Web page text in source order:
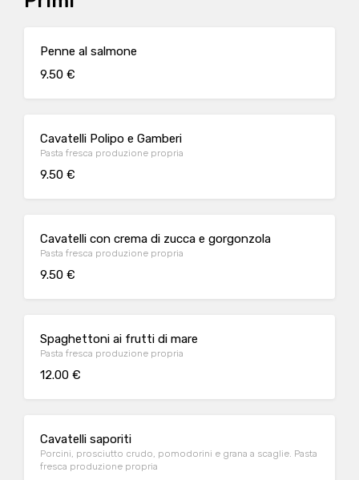
Penne al salmone
9.50 €
Cavatelli Polipo e Gamberi
Pasta fresca produzione propria
9.50 €
Cavatelli con crema di zucca e gorgonzola
Pasta fresca produzione propria
9.50 €
Spaghettoni ai frutti di mare
Pasta fresca produzione propria
12.00 €
Cavatelli saporiti
Porcini, prosciutto crudo, pomodorini e grana a scaglie. Pasta
fresca produzione propria